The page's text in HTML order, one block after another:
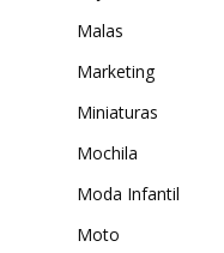
Malas
Marketing
Miniaturas
Mochila
Moda Infantil
Moto